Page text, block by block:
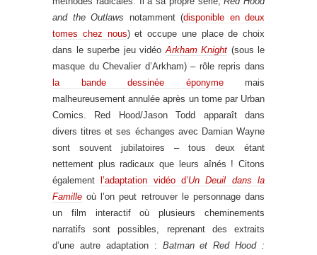
and the Outlaws notamment (disponible en deux
tomes chez nous) et occupe une place de choix
dans le superbe jeu vidéo Arkham Knight (sous le
masque du Chevalier d’Arkham) – rôle repris dans
la bande dessinée éponymemais
malheureusement annulée après un tome par Urban
Comics. Red Hood/Jason Todd apparaît dans
divers titres et ses échanges avec Damian Wayne
sont souvent jubilatoires – tous deux étant
nettement plus radicaux que leurs aînés ! Citons
également
l’adaptation vidéo d’Un Deuil dans la
Famille où l’on peut retrouver le personnage dans
un film interactif où plusieurs cheminements
narratifs sont possibles, reprenant des extraits
d’une autre adaptation : Batman et Red Hood :